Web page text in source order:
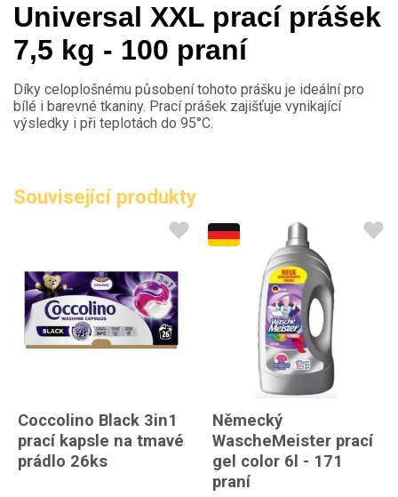
Universal XXL prací prášek
7,5 kg - 100 praní
Díky celoplošnému působení tohoto prášku je ideální pro
bílé i barevné tkaniny. Prací prášek zajišťuje vynikající
výsledky i při teplotách do 95°C.
Související produkty
Coccolino Black 3in1
prací kapsle na tmavé
prádlo 26ks
Německý
WascheMeister prací
gel color 6l - 171
praní